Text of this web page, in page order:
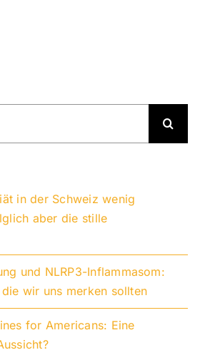
in der Schweiz wenig
aber die stille
und NLRP3-Inflammasom:
wir uns merken sollten
for Americans: Eine